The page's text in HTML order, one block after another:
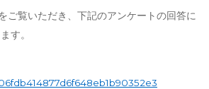
覧いただき、下記のアンケートの回答に
す。